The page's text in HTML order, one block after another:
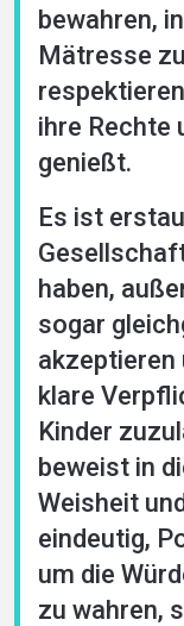
bewahren,
Mätresse
ihre Rechte
genießt.
Es ist
haben,
sogar
akzeptieren
klare
Kinder
beweist in
Weisheit
eindeutig,
um die
zu wahren,